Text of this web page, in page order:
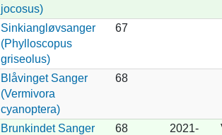
jocosus)
Sinkiangløvsanger
(Phylloscopus
griseolus)
67
Blåvinget Sanger
(Vermivora
cyanoptera)
68
Brunkindet Sanger
68
2021-